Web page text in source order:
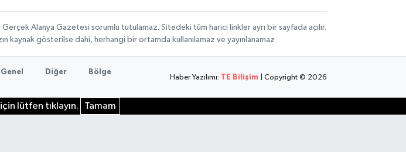
Alanya Gazetesi sorumlu tutulamaz. Sitedeki tüm harici linkler ayrı bir sayfada açılır.
kaynak gösterilse dahi, herhangi bir ortamda kullanılamaz ve yayınlanamaz
Genel Diğer Bölge
Haber Yazılımı: TE Bilişim | Copyright © 2026
lütfen tıklayın. Tamam